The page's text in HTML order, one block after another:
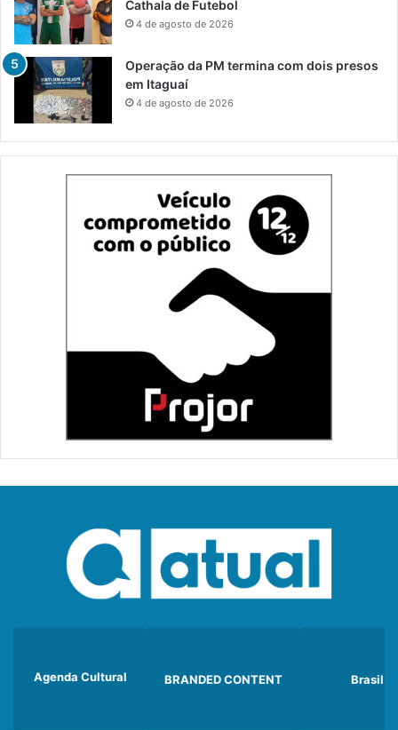
Cathala de Futebol
4 de agosto de 2026
Operação da PM termina com dois presos
em Itaguaí
4 de agosto de 2026
Agenda Cultural BRANDED CONTENT Brasil